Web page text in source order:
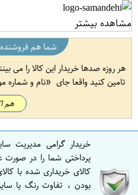
مشاهده بیشتر
شما هم فروشنده
هر روزه صدها خریدار این کالا را می
تامین کنید واقعا جای
نام و شماره
هم
خریدار گرامی مدیریت
پرداختی شما را در
کالای خریداری شده با
بودن ، تفاوت رنگ یا